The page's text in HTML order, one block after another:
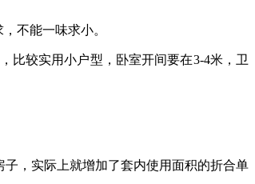
不能一味求小。
较实用小户型，卧室开间要在3-4米，卫
，实际上就增加了套内使用面积的折合单